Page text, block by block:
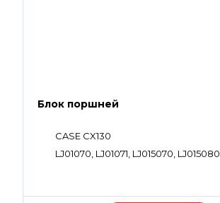
Блок поршней
CASE CX130
LJ01070, LJ01071, LJ015070, LJ015080